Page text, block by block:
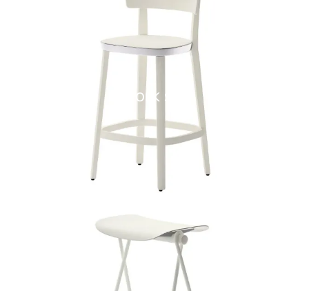
FOLK SG